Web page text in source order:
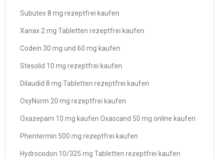
Subutex 8 mg rezeptfrei kaufen
Xanax 2 mg Tabletten rezeptfrei kaufen
Codein 30 mg und 60 mg kaufen
Stesolid 10 mg rezeptfrei kaufen
Dilaudid 8 mg Tabletten rezeptfrei kaufen
OxyNorm 20 mg rezeptfrei kaufen
Oxazepam 10 mg kaufen Oxascand 50 mg online kaufen
Phentermin 500 mg rezeptfrei kaufen
Hydrocodon 10/325 mg Tabletten rezeptfrei kaufen